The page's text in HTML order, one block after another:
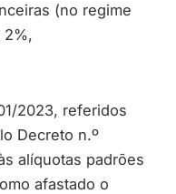
(no regime
2%,
2023, referidos
Decreto n.º
alíquotas padrões
afastado o